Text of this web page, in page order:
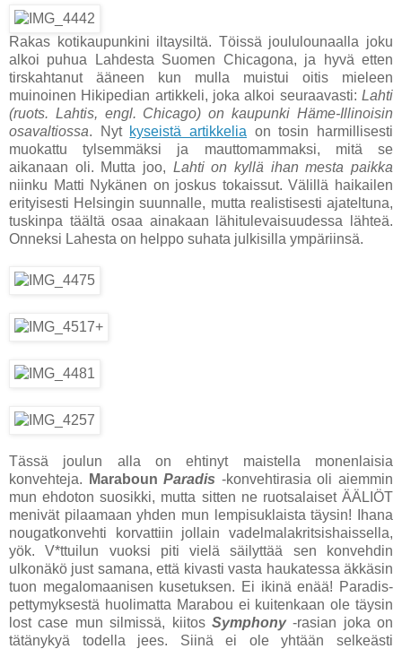
Rakas kotikaupunkini iltaysiltä. Töissä joululounaalla joku
alkoi puhua Lahdesta Suomen Chicagona, ja hyvä etten
tirskahtanut ääneen kun mulla muistui oitis mieleen
muinoinen Hikipedian artikkeli, joka alkoi seuraavasti: Lahti
(ruots. Lahtis, engl. Chicago) on kaupunki Häme-Illinoisin
osavaltiossa. Nyt kyseistä artikkelia on tosin harmillisesti
muokattu tylsemmäksi ja mauttomammaksi, mitä se
aikanaan oli. Mutta joo, Lahti on kyllä ihan mesta paikka
niinku Matti Nykänen on joskus tokaissut. Välillä haikailen
erityisesti Helsingin suunnalle, mutta realistisesti ajateltuna,
tuskinpa täältä osaa ainakaan lähitulevaisuudessa lähteä.
Onneksi Lahesta on helppo suhata julkisilla ympäriinsä.
Tässä joulun alla on ehtinyt maistella monenlaisia
konvehteja.
Maraboun Paradis -konvehtirasia oli aiemmin
mun ehdoton suosikki, mutta sitten ne ruotsalaiset ÄÄLIÖT
menivät pilaamaan yhden mun lempisuklaista täysin! Ihana
nougatkonvehti korvattiin jollain vadelmalakritsishaissella,
yök. V*ttuilun vuoksi piti vielä säilyttää sen konvehdin
ulkonäkö just samana, että kivasti vasta haukatessa äkkäsin
tuon megalomaanisen kusetuksen. Ei ikinä enää! Paradis-
pettymyksestä huolimatta Marabou ei kuitenkaan ole täysin
lost case mun silmissä, kiitos Symphony-rasian joka on
tätänykyä todella jees. Siinä ei ole yhtään selkeästi